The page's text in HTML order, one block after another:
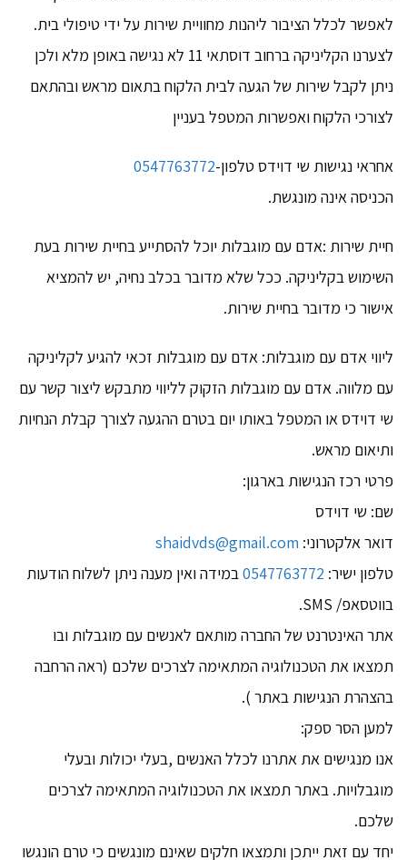
לאפשר לכלל הציבור ליהנות מחוויית שירות על ידי טיפולי בית.
לצערנו הקליניקה ברחוב דוסתאי 11 לא נגישה באופן מלא ולכן
ניתן לקבל שירות של הגעה לבית הלקוח בתאום מראש ובהתאם
לצורכי הלקוח ואפשרות המטפל בעניין
אחראי נגישות שי דוידס טלפון-0547763772
הכניסה אינה מונגשת.
חיית שירות :אדם עם מוגבלות יוכל להסתייע בחיית שירות בעת
השימוש בקליניקה. ככל שלא מדובר בכלב נחיה, יש להמציא
אישור כי מדובר בחיית שירות.
ליווי אדם עם מוגבלות: אדם עם מוגבלות זכאי להגיע לקליניקה
עם מלווה. אדם עם מוגבלות הזקוק לליווי מתבקש ליצור קשר עם
שי דוידס או המטפל באותו יום בטרם ההגעה לצורך קבלת הנחיות
ותיאום מראש.
פרטי רכז הנגישות בארגון:
שם: שי דוידס
דואר אלקטרוני: shaidvds@gmail.com
טלפון ישיר: 0547763772במידה ואין מענה ניתן לשלוח הודעות
בווטסאפ/ SMS.
אתר האינטרנט של החברה מותאם לאנשים עם מוגבלות ובו
תמצאו את הטכנולוגיה המתאימה לצרכים שלכם (ראה הרחבה
בהצהרת הנגישות באתר ).
למען הסר ספק:
אנו מנגישים את אתרנו לכלל האנשים ,בעלי יכולות ובעלי
מוגבלויות. באתר תמצאו את הטכנולוגיה המתאימה לצרכים
שלכם.
יחד עם זאת ייתכן ותמצאו חלקים שאינם מונגשים כי טרם הונגשו